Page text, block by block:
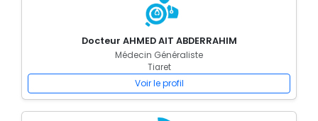
Docteur AHMED AIT ABDERRAHIM
Médecin Généraliste
Tiaret
Voir le profil